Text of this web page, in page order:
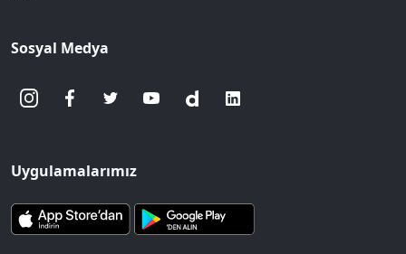
Sosyal Medya
Uygulamalarımız